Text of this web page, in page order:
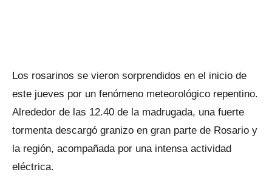
Los rosarinos se vieron sorprendidos en el inicio de
este jueves por un fenómeno meteorológico repentino.
Alrededor de las 12.40 de la madrugada, una fuerte
tormenta descargó granizo en gran parte de Rosario y
la región, acompañada por una intensa actividad
eléctrica.